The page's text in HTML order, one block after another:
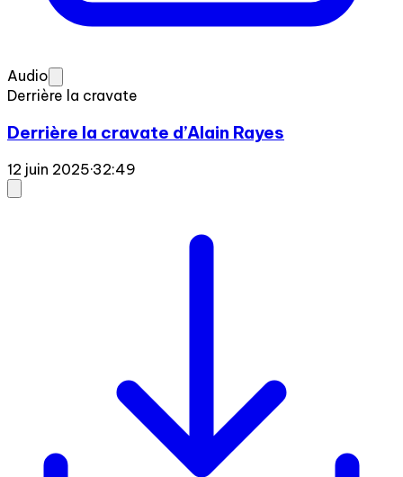
Audio
Derrière la cravate
Derrière la cravate d’Alain Rayes
12 juin 2025·32:49